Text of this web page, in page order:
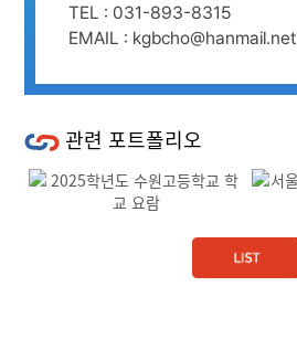
TEL : 031-893-8315
EMAIL : kgbcho@hanmail.net
관련 포트폴리오